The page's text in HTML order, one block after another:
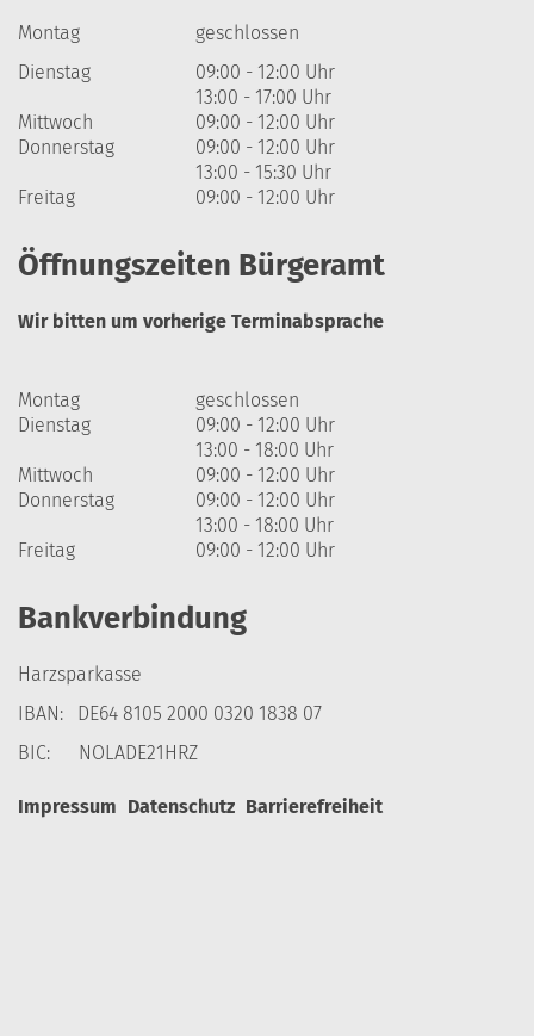
Montag
geschlossen
Dienstag
09:00 - 12:00 Uhr
13:00 - 17:00 Uhr
Mittwoch
09:00 - 12:00 Uhr
Donnerstag
09:00 - 12:00 Uhr
13:00 - 15:30 Uhr
Freitag
09:00 - 12:00 Uhr
Öffnungszeiten Bürgeramt
Wir bitten um vorherige Terminabsprache
Montag
geschlossen
Dienstag
09:00 - 12:00 Uhr
13:00 - 18:00 Uhr
Mittwoch
09:00 - 12:00 Uhr
Donnerstag
09:00 - 12:00 Uhr
13:00 - 18:00 Uhr
Freitag
09:00 - 12:00 Uhr
Bankverbindung
Harzsparkasse
IBAN: DE64 8105 2000 0320 1838 07
BIC: NOLADE21HRZ
Impressum Datenschutz Barrierefreiheit